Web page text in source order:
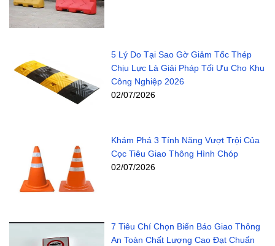
5 Lý Do Tại Sao Gờ Giảm Tốc Thép
Chịu Lực Là Giải Pháp Tối Ưu Cho Khu
Công Nghiệp 2026
02/07/2026
Khám Phá 3 Tính Năng Vượt Trội Của
Cọc Tiêu Giao Thông Hình Chóp
02/07/2026
7 Tiêu Chí Chọn Biển Báo Giao Thông
An Toàn Chất Lượng Cao Đạt Chuẩn